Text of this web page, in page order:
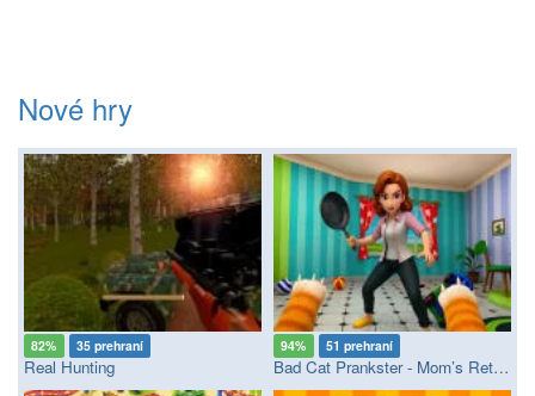
Nové hry
82% 35 prehraní
Real Hunting
94% 51 prehraní
Bad Cat Prankster - Mom’s Return